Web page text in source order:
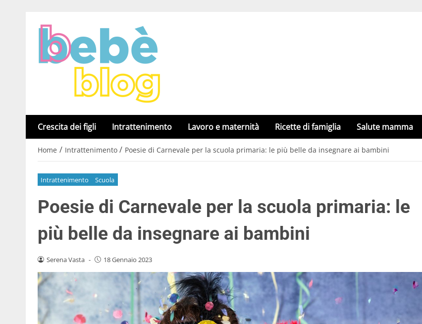
Crescita dei figli Intrattenimento Lavoro e maternità Ricette di famiglia Salute mamma
Home / Intrattenimento / Poesie di Carnevale per la scuola primaria: le più belle da insegnare ai bambini
Intrattenimento Scuola
Poesie di Carnevale per la scuola primaria: le
più belle da insegnare ai bambini
Serena Vasta - 18 Gennaio 2023